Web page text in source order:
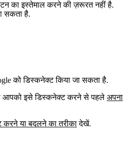
का इस्तेमाल करने की ज़रूरत नहीं है.
सकता है.
को डिस्कनेक्ट किया जा सकता है.
आपको इसे डिस्कनेक्ट करने से पहले अपना
करने या बदलने का तरीकादेखें.